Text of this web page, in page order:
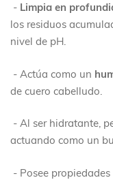
- Limpia en
los residuos
nivel de pH.
- Actúa como un
de cuero cabelludo.
- Al ser hidratante,
actuando como un
- Posee